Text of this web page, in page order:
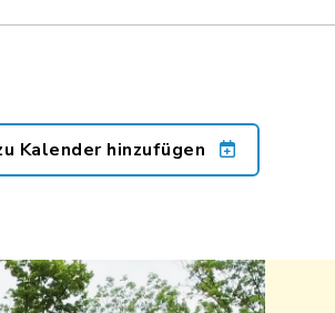
Kalender hinzufügen